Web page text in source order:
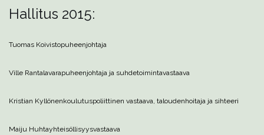
Hallitus 2015:
Tuomas Koivistopuheenjohtaja
Ville Rantalavarapuheenjohtaja ja suhdetoimintavastaava
Kristian Kyllönenkoulutuspoliittinen vastaava, taloudenhoitaja ja sihteeri
Maiju Huhtayhteisöllisyysvastaava